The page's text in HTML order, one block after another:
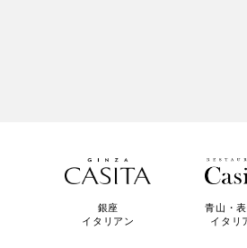
銀座
イタリアン
青山・
イタリ